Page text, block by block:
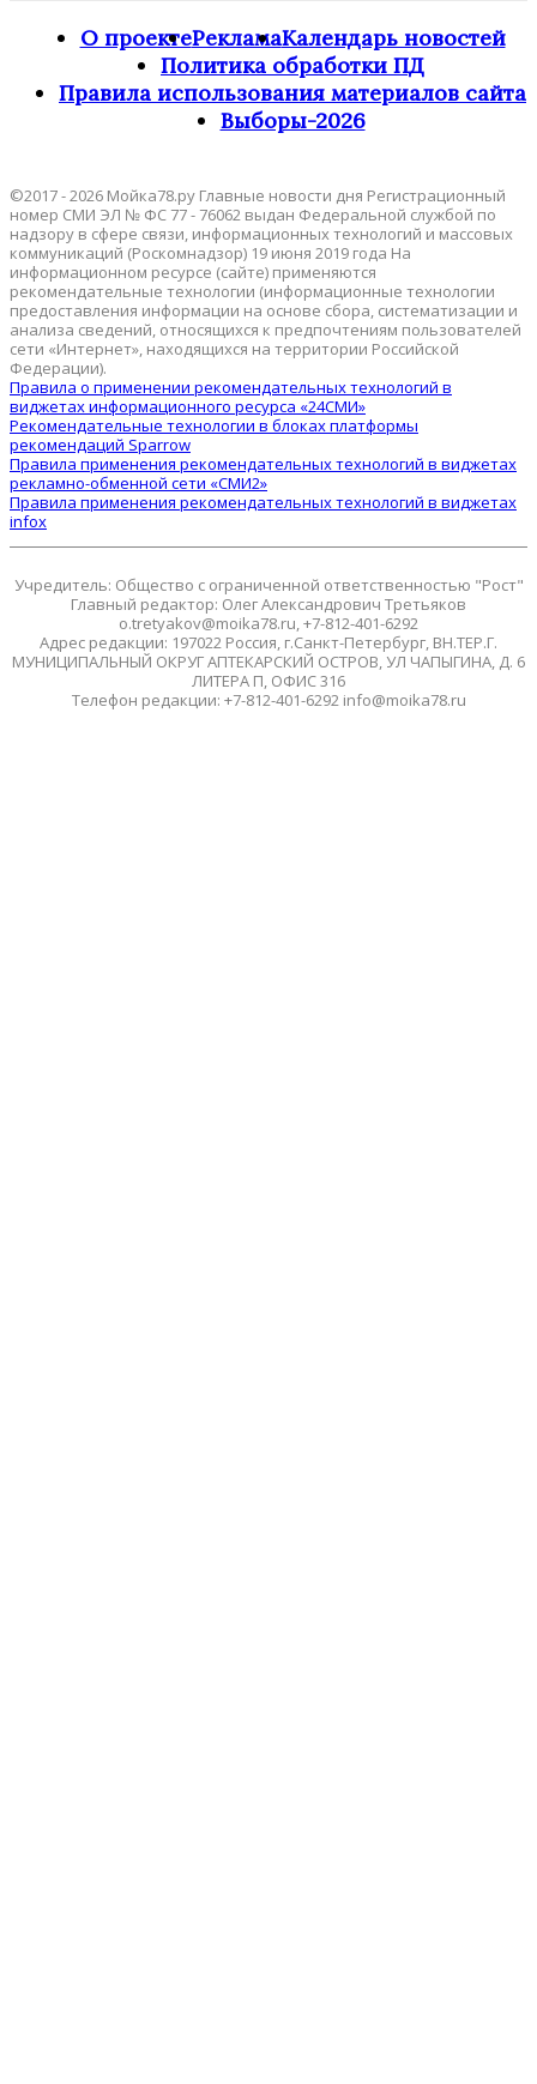
О проектеРекламаКалендарь новостей
Политика обработки ПД
Правила использования материалов сайта
Выборы-2026
©2017 - 2026 Мойка78.ру Главные новости дня Регистрационный
номер СМИ ЭЛ № ФС 77 - 76062 выдан Федеральной службой по
надзору в сфере связи, информационных технологий и массовых
коммуникаций (Роскомнадзор) 19 июня 2019 года На
информационном ресурсе (сайте) применяются
рекомендательные технологии (информационные технологии
предоставления информации на основе сбора, систематизации и
анализа сведений, относящихся к предпочтениям пользователей
сети «Интернет», находящихся на территории Российской
Федерации).
Правила о применении рекомендательных технологий в
виджетах информационного ресурса «24СМИ»
Рекомендательные технологии в блоках платформы
рекомендаций Sparrow
Правила применения рекомендательных технологий в виджетах
рекламно-обменной сети «СМИ2»
Правила применения рекомендательных технологий в виджетах
infox
Учредитель: Общество с ограниченной ответственностью "Рост"
Главный редактор: Олег Александрович Третьяков
o.tretyakov@moika78.ru, +7-812-401-6292
Адрес редакции: 197022 Россия, г.Санкт-Петербург, ВН.ТЕР.Г.
МУНИЦИПАЛЬНЫЙ ОКРУГ АПТЕКАРСКИЙ ОСТРОВ, УЛ ЧАПЫГИНА, Д. 6
ЛИТЕРА П, ОФИС 316
Телефон редакции: +7-812-401-6292 info@moika78.ru